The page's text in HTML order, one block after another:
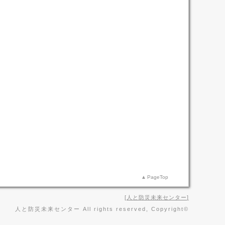
PageTop
人と防災未来センター
人と防災未来センター All rights reserved, Copyright©